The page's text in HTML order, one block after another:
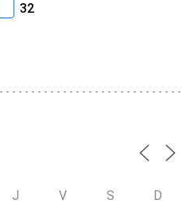
32
J V S D